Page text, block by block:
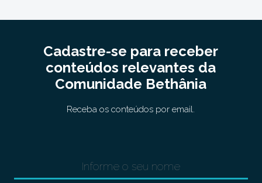
Cadastre-se para receber
conteúdos relevantes da
Comunidade Bethânia
Receba os conteúdos por email.